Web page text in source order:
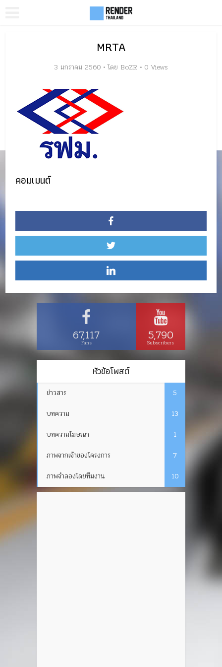
MRTA
3 มกราคม 2560 โดย BoZR 0 Views
คอมเมนต์
67,117
Fans 5,790
Subscribers
หัวข้อโพสต์
ข่าวสาร
5
บทความ
13
บทความโฆษณา
1
ภาพจากเจ้าของโครงการ
7
ภาพจำลองโดยทีมงาน
10